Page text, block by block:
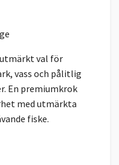
val för
vass och pålitlig
En premiumkrok
med utmärkta
fiske.